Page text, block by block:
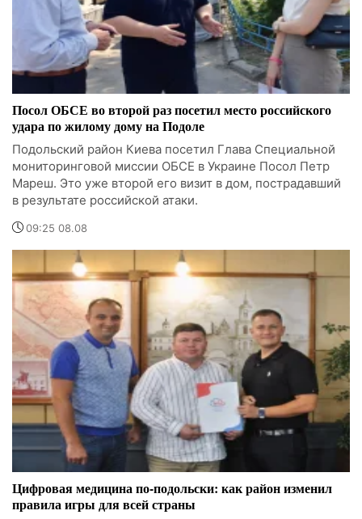
Посол ОБСЕ во второй раз посетил место российского
удара по жилому дому на Подоле
Подольский район Киева посетил Глава Специальной
мониторинговой миссии ОБСЕ в Украине Посол Петр
Мареш. Это уже второй его визит в дом, пострадавший
в результате российской атаки.
09:25 08.08
Цифровая медицина по-подольски: как район изменил
правила игры для всей страны